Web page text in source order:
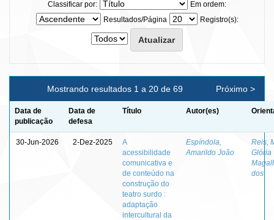
Classificar por:
Em ordem:
Resultados/Página
Registro(s):
Mostrando resultados 1 a 20 de 69 Próximo >
Data de
publicação
Data de
defesa
Título Autor(es)
30-Jun-2026 2-Dez-2025
A
acessibilidade
comunicativa e
de conteúdo na
construção do
teatro surdo :
adaptação
intercultural da
Espíndola,
Amarildo João
Reis,
Glória
dos